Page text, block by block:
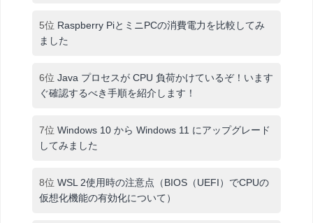
5位 Raspberry PiとミニPCの消費電力を比較してみ
ました
6位 Java プロセスが CPU 負荷かけているぞ！います
ぐ確認するべき手順を紹介します！
7位 Windows 10 から Windows 11 にアップグレード
してみました
8位 WSL 2使用時の注意点（BIOS（UEFI）でCPUの
仮想化機能の有効化について）